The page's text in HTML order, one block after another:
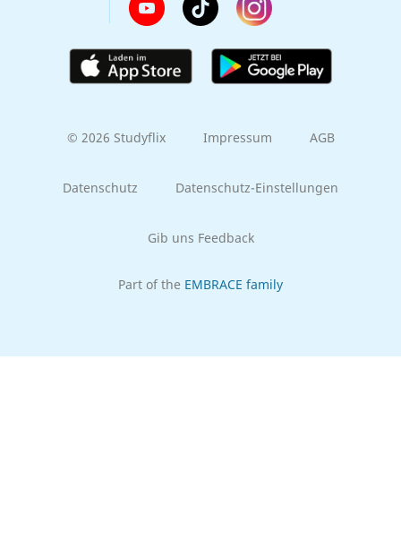
© 2026 Studyflix Impressum AGB
Datenschutz Datenschutz-Einstellungen
Gib uns Feedback
Part of the EMBRACE family